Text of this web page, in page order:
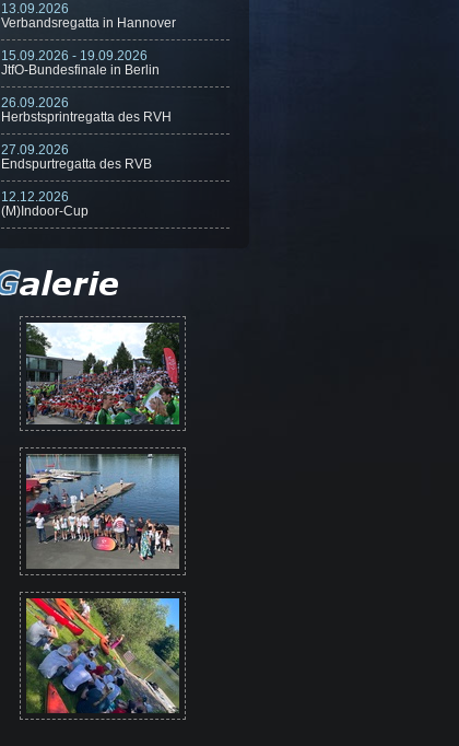
13.09.2026
Verbandsregatta in Hannover
15.09.2026 - 19.09.2026
JtfO-Bundesfinale in Berlin
26.09.2026
Herbstsprintregatta des RVH
27.09.2026
Endspurtregatta des RVB
12.12.2026
(M)Indoor-Cup